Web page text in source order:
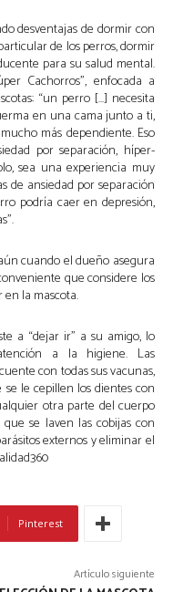
desventajas de dormir con
de los perros, dormir
para su salud mental.
Cachorros”, enfocada a
“un perro […] necesita
en una cama junto a ti,
más dependiente. Eso
por separación, híper-
sea una experiencia muy
de ansiedad por separación
podría caer en depresión,
cuando el dueño asegura
que considere los
la mascota.
a “dejar ir” a su amigo, lo
a la higiene. Las
con todas sus vacunas,
le cepillen los dientes con
otra parte del cuerpo
se laven las cobijas con
externos y eliminar el
Pinterest
Artículo siguiente